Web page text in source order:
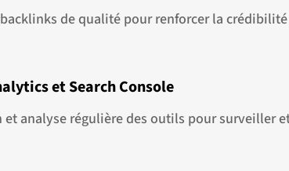
de qualité pour renforcer la
et Search Console
analyse régulière des outils pour surveiller